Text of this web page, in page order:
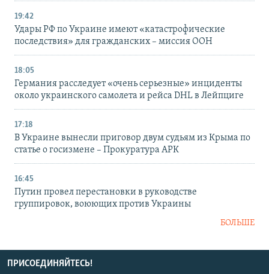
19:42
Удары РФ по Украине имеют «катастрофические
последствия» для гражданских – миссия ООН
18:05
Германия расследует «очень серьезные» инциденты
около украинского самолета и рейса DHL в Лейпциге
17:18
В Украине вынесли приговор двум судьям из Крыма по
статье о госизмене – Прокуратура АРК
16:45
Путин провел перестановки в руководстве
группировок, воюющих против Украины
БОЛЬШЕ
ПРИСОЕДИНЯЙТЕСЬ!